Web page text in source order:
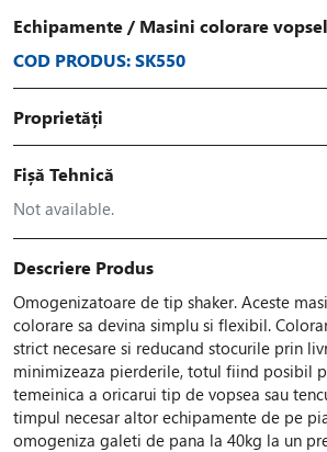
Echipamente / Masini colorare
COD PRODUS: SK550
Proprietăți
Fișă Tehnică
Not available.
Descriere Produs
Omogenizatoare de tip shaker. Aceste
colorare sa devina simplu si flexibil.
strict necesare si reducand stocurile prin
minimizeaza pierderile, totul fiind posibil
temeinica a oricarui tip de vopsea sau
timpul necesar altor echipamente de pe
omogeniza galeti de pana la 40kg la un